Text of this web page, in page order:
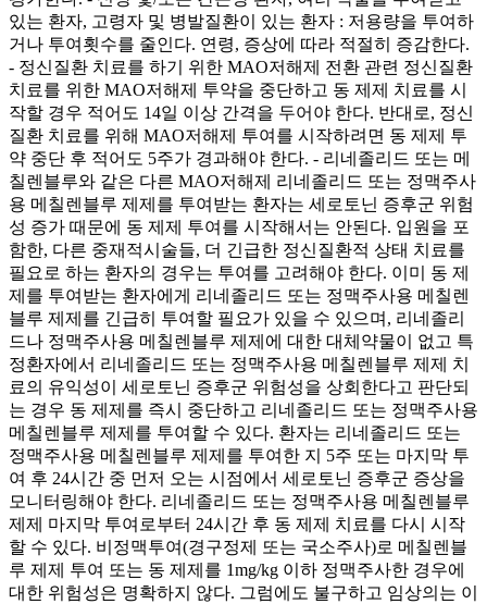
있는 환자, 고령자 및 병발질환이 있는 환자 : 저용량을 투여하
거나 투여횟수를 줄인다. 연령, 증상에 따라 적절히 증감한다.
- 정신질환 치료를 하기 위한 MAO저해제 전환 관련 정신질환
치료를 위한 MAO저해제 투약을 중단하고 동 제제 치료를 시
작할 경우 적어도 14일 이상 간격을 두어야 한다. 반대로, 정신
질환 치료를 위해 MAO저해제 투여를 시작하려면 동 제제 투
약 중단 후 적어도 5주가 경과해야 한다. - 리네졸리드 또는 메
칠렌블루와 같은 다른 MAO저해제 리네졸리드 또는 정맥주사
용 메칠렌블루 제제를 투여받는 환자는 세로토닌 증후군 위험
성 증가 때문에 동 제제 투여를 시작해서는 안된다. 입원을 포
함한, 다른 중재적시술들, 더 긴급한 정신질환적 상태 치료를
필요로 하는 환자의 경우는 투여를 고려해야 한다. 이미 동 제
제를 투여받는 환자에게 리네졸리드 또는 정맥주사용 메칠렌
블루 제제를 긴급히 투여할 필요가 있을 수 있으며, 리네졸리
드나 정맥주사용 메칠렌블루 제제에 대한 대체약물이 없고 특
정환자에서 리네졸리드 또는 정맥주사용 메칠렌블루 제제 치
료의 유익성이 세로토닌 증후군 위험성을 상회한다고 판단되
는 경우 동 제제를 즉시 중단하고 리네졸리드 또는 정맥주사용
메칠렌블루 제제를 투여할 수 있다. 환자는 리네졸리드 또는
정맥주사용 메칠렌블루 제제를 투여한 지 5주 또는 마지막 투
여 후 24시간 중 먼저 오는 시점에서 세로토닌 증후군 증상을
모니터링해야 한다. 리네졸리드 또는 정맥주사용 메칠렌블루
제제 마지막 투여로부터 24시간 후 동 제제 치료를 다시 시작
할 수 있다. 비정맥투여(경구정제 또는 국소주사)로 메칠렌블
루 제제 투여 또는 동 제제를 1mg/kg 이하 정맥주사한 경우에
대한 위험성은 명확하지 않다. 그럼에도 불구하고 임상의는 이